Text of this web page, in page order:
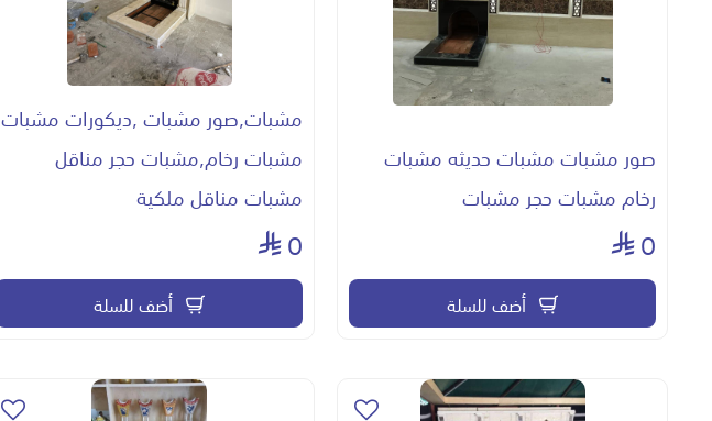
صور مشبات مشبات حديثه مشبات
رخام مشبات حجر مشبات
0
أضف للسلة
مشبات,صور مشبات ,ديكورات مشبات
مشبات رخام,مشبات حجر مناقل
مشبات مناقل ملكية
0
أضف للسلة